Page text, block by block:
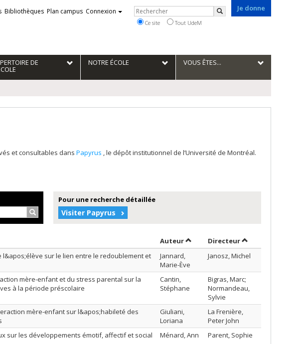
Je donne
Bibliothèques Plan campus Connexion Rechercher
Rechercher
Ce site Tout UdeM
DE NOTRE ÉCOLE VOUS ÊTES...
et consultables dans Papyrus , le dépôt institutionnel de l’Université de Montréal.
Rechercher…
Pour une recherche détaillée
Visiter Papyrus
AuteurTrier par auteur en ordre croissant
Directeurpar contributeur
sur le lien entre le redoublement et
Jannard,
Marie-Ève
Janosz, Michel
mère-enfant et du stress parental sur la
à la période préscolaire
Cantin,
Stéphane
Bigras, Marc;
Normandeau,
Sylvie
mère-enfant sur l&apos;habileté des
Giuliani,
Loriana
La Frenière,
Peter John
sur les développements émotif, affectif et social
Ménard, Ann Parent, Sophie